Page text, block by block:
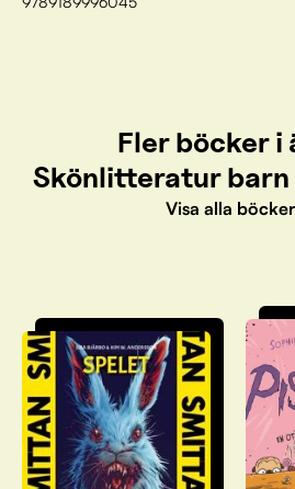
Fler böcker i
Skönlitteratur barn
Visa alla böcker